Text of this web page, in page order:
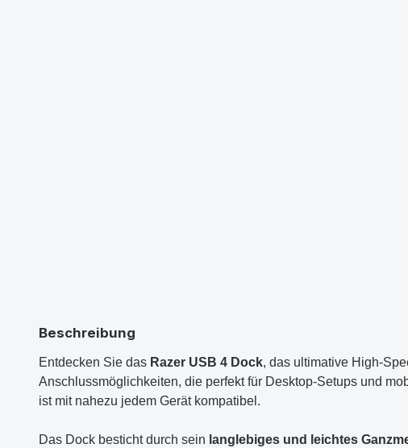
Beschreibung
Entdecken Sie das Razer USB 4 Dock, das ultimative High-
Anschlussmöglichkeiten, die perfekt für Desktop-Setups und
ist mit nahezu jedem Gerät kompatibel.
Das Dock besticht durch sein langlebiges und leichtes